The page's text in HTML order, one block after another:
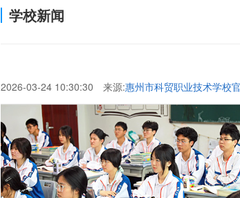
学校新闻
2026-03-24 10:30:30 来源:惠州市科贸职业技术学校
贸职业技术